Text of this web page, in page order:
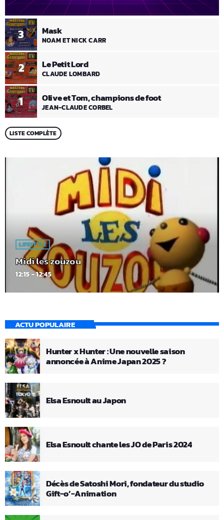
1 Olive et Tom, champions de foot
JEAN-CLAUDE CORBEL
2 Le Petit Lord
CLAUDE LOMBARD
3 Mask
NOAM ET NICK CARR
LISTE COMPLÈTE
LIFESTYLE
Midi les zouzou
12:15 - 12:45
ACTU POPULAIRE
Hunter x Hunter : Une nouvelle saison
annoncée à Anime Japan 2025 ?
Elsa Esnoult au Japon
Elsa Esnoult chante les JO de Paris 2024
Décès de Satoshi Mori, fondateur du studio
Gift-o’-Animation